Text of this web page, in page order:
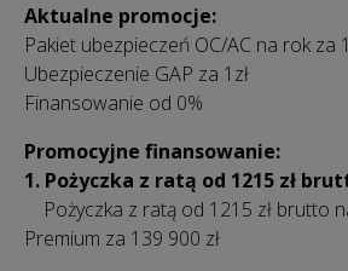
Aktualne promocje:
Pakiet ubezpieczeń OC/AC na rok za
Ubezpieczenie GAP za 1zł
Finansowanie od 0%
Promocyjne finansowanie:
1. Pożyczka z ratą od 1215 zł
Pożyczka z ratą od 1215 zł brutto
Premium za 139 900 zł